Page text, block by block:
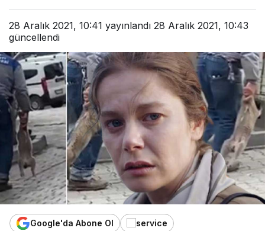
28 Aralık 2021, 10:41 yayınlandı 28 Aralık 2021, 10:43
güncellendi
Google'da Abone Ol